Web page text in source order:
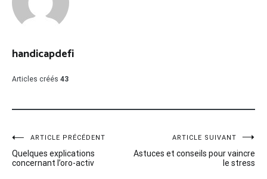
handicapdefi
Articles créés 43
Navigation
de
ARTICLE PRÉCÉDENT
Quelques explications
concernant l’oro-activ
ARTICLE SUIVANT
Astuces et conseils pour vaincre
le stress